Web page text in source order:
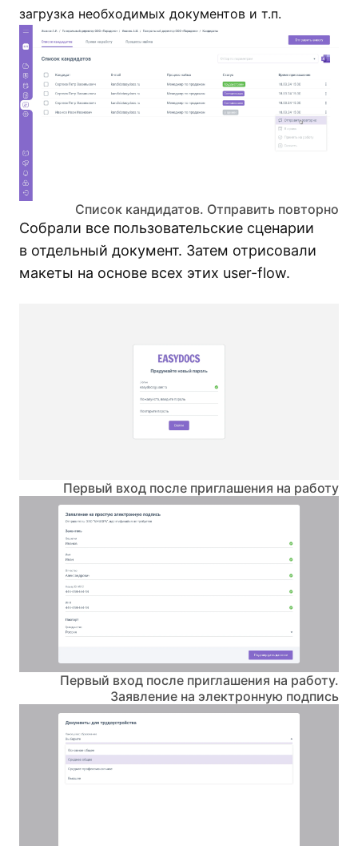
загрузка необходимых документов и т.п.
Список кандидатов. Отправить повторно
Собрали все пользовательские сценарии
в отдельный документ. Затем отрисовали
макеты на основе всех этих user-flow.
Первый вход после приглашения на работу
Первый вход после приглашения на работу.
Заявление на электронную подпись